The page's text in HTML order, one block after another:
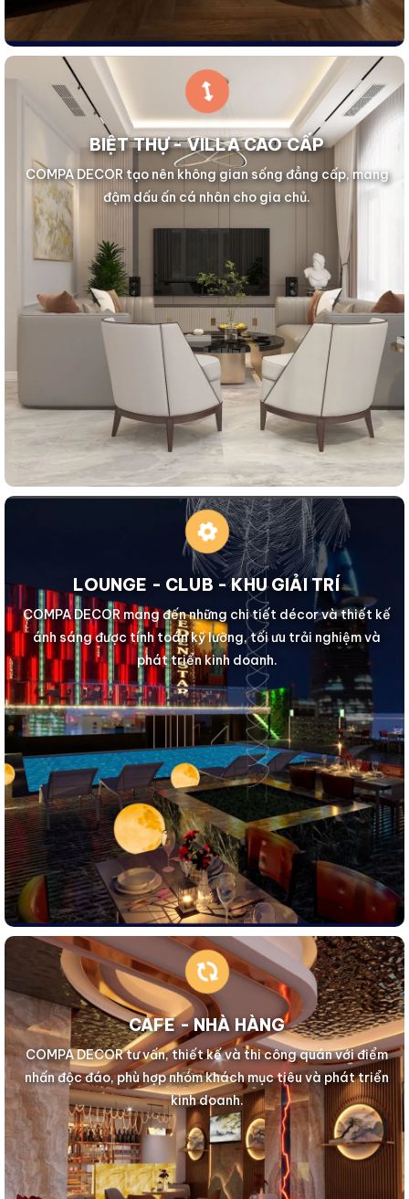
BIỆT THỰ - VILLA CAO CẤP
COMPA DECOR tạo nên không gian sống đẳng cấp, mang
đậm dấu ấn cá nhân cho gia chủ.
LOUNGE - CLUB - KHU GIẢI TRÍ
COMPA DECOR mang đến những chi tiết décor và thiết kế
ánh sáng được tính toán kỹ lưỡng, tối ưu trải nghiệm và
phát triển kinh doanh.
CAFE - NHÀ HÀNG
COMPA DECOR tư vấn, thiết kế và thi công quán với điểm
nhấn độc đáo, phù hợp nhóm khách mục tiêu và phát triển
kinh doanh.